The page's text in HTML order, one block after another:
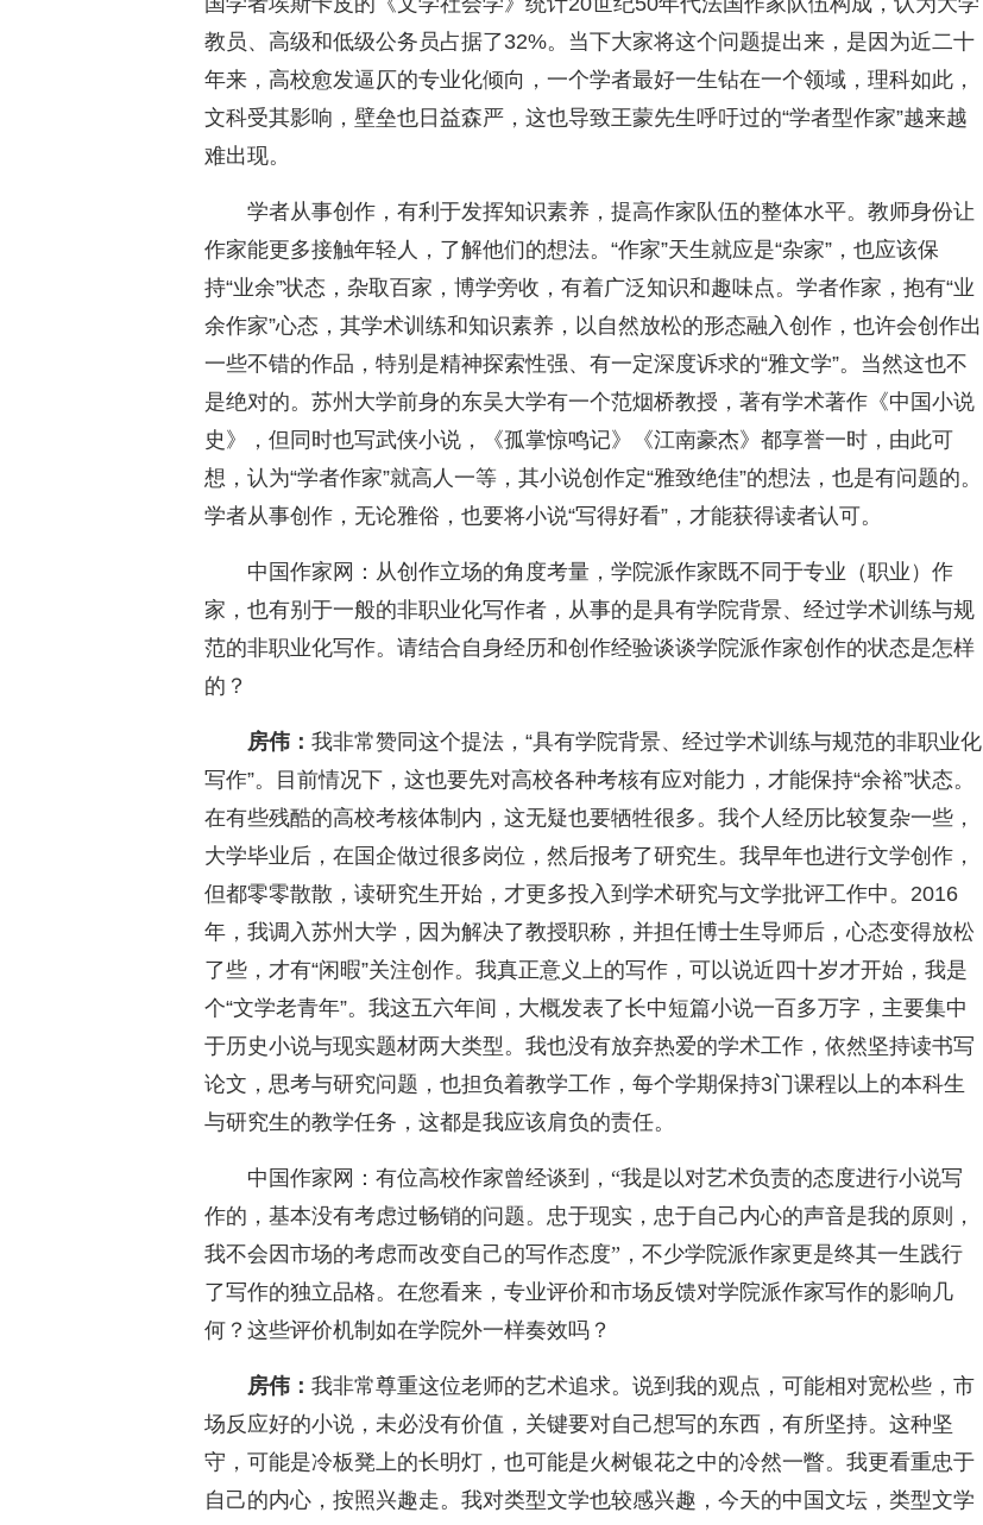
教员、高级和低级公务员占据了32%。当下大家将这个问题提出来，是因为近二十
年来，高校愈发逼仄的专业化倾向，一个学者最好一生钻在一个领域，理科如此，
文科受其影响，壁垒也日益森严，这也导致王蒙先生呼吁过的“学者型作家”越来越
难出现。
学者从事创作，有利于发挥知识素养，提高作家队伍的整体水平。教师身份让
作家能更多接触年轻人，了解他们的想法。“作家”天生就应是“杂家”，也应该保
持“业余”状态，杂取百家，博学旁收，有着广泛知识和趣味点。学者作家，抱有“业
余作家”心态，其学术训练和知识素养，以自然放松的形态融入创作，也许会创作出
一些不错的作品，特别是精神探索性强、有一定深度诉求的“雅文学”。当然这也不
是绝对的。苏州大学前身的东吴大学有一个范烟桥教授，著有学术著作《中国小说
史》，但同时也写武侠小说，《孤掌惊鸣记》《江南豪杰》都享誉一时，由此可
想，认为“学者作家”就高人一等，其小说创作定“雅致绝佳”的想法，也是有问题的。
学者从事创作，无论雅俗，也要将小说“写得好看”，才能获得读者认可。
中国作家网：从创作立场的角度考量，学院派作家既不同于专业（职业）作
家，也有别于一般的非职业化写作者，从事的是具有学院背景、经过学术训练与规
范的非职业化写作。请结合自身经历和创作经验谈谈学院派作家创作的状态是怎样
的？
房伟： 我非常赞同这个提法，“具有学院背景、经过学术训练与规范的非职业化
写作”。目前情况下，这也要先对高校各种考核有应对能力，才能保持“余裕”状态。
在有些残酷的高校考核体制内，这无疑也要牺牲很多。我个人经历比较复杂一些，
大学毕业后，在国企做过很多岗位，然后报考了研究生。我早年也进行文学创作，
但都零零散散，读研究生开始，才更多投入到学术研究与文学批评工作中。2016
年，我调入苏州大学，因为解决了教授职称，并担任博士生导师后，心态变得放松
了些，才有“闲暇”关注创作。我真正意义上的写作，可以说近四十岁才开始，我是
个“文学老青年”。我这五六年间，大概发表了长中短篇小说一百多万字，主要集中
于历史小说与现实题材两大类型。我也没有放弃热爱的学术工作，依然坚持读书写
论文，思考与研究问题，也担负着教学工作，每个学期保持3门课程以上的本科生
与研究生的教学任务，这都是我应该肩负的责任。
中国作家网：有位高校作家曾经谈到，“我是以对艺术负责的态度进行小说写
作的，基本没有考虑过畅销的问题。忠于现实，忠于自己内心的声音是我的原则，
我不会因市场的考虑而改变自己的写作态度”，不少学院派作家更是终其一生践行
了写作的独立品格。在您看来，专业评价和市场反馈对学院派作家写作的影响几
何？这些评价机制如在学院外一样奏效吗？
房伟： 我非常尊重这位老师的艺术追求。说到我的观点，可能相对宽松些，市
场反应好的小说，未必没有价值，关键要对自己想写的东西，有所坚持。这种坚
守，可能是冷板凳上的长明灯，也可能是火树银花之中的冷然一瞥。我更看重忠于
自己的内心，按照兴趣走。我对类型文学也较感兴趣，今天的中国文坛，类型文学